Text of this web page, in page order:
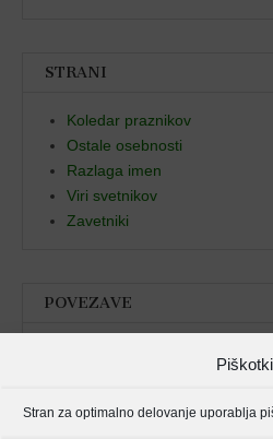
Piškotki
Stran za optimalno delovanje uporablja
STRANI
Koledar praznikov
Ostale osebnosti
Razlaga imen
Viri svetnikov
Zavetniki
POVEZAVE